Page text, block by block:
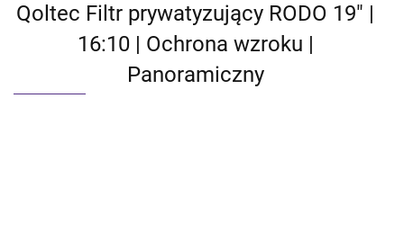
Zgody cookies
Qoltec Filtr prywatyzujący RODO 19" |
16:10 | Ochrona wzroku |
Panoramiczny